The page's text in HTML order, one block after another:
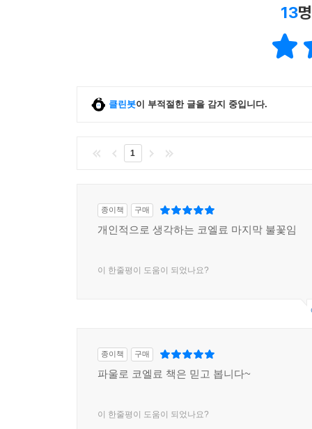
제네바의 상징이 되어온 거대한 분수 ‘제도Jet
모든 도시와는 완전히 다른 도시”이자 “유럽이
극명한 대비를 이룬다.
떨어진, “예전에는 로마인들이 살았던 장엄한 도
13
클린봇이 부적절한 글을 감지 중입니다.
1
종이책 구매
개인적으로 생각하는 코엘료 마지막 불꽃임
이 한줄평이 도움이 되었나요?
종이책 구매
파울로 코엘료 책은 믿고 봅니다~
이 한줄평이 도움이 되었나요?